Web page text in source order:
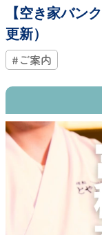
【空き家バン
更新）
#ご案内